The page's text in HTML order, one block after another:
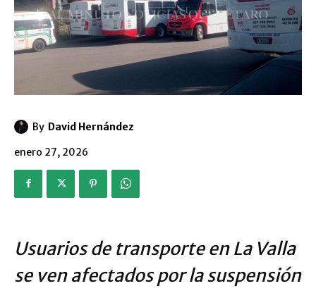
By David Hernández
enero 27, 2026
Usuarios de transporte en La Valla
se ven afectados por la suspensión